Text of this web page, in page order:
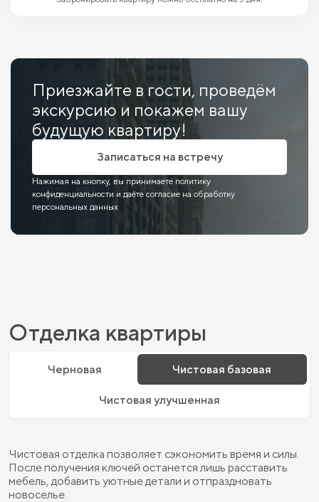
Приезжайте в гости, проведём
экскурсию и покажем вашу
будущую квартиру!
Записаться на встречу
Нажимая на кнопку, вы принимаете политику
конфиденциальности и даёте согласие на обработку
персональных данных
Отделка квартиры
Черновая Чистовая базовая
Чистовая улучшенная
Чистовая отделка позволяет сэкономить время и силы.
После получения ключей останется лишь расставить
мебель, добавить уютные детали и отпраздновать
новоселье.